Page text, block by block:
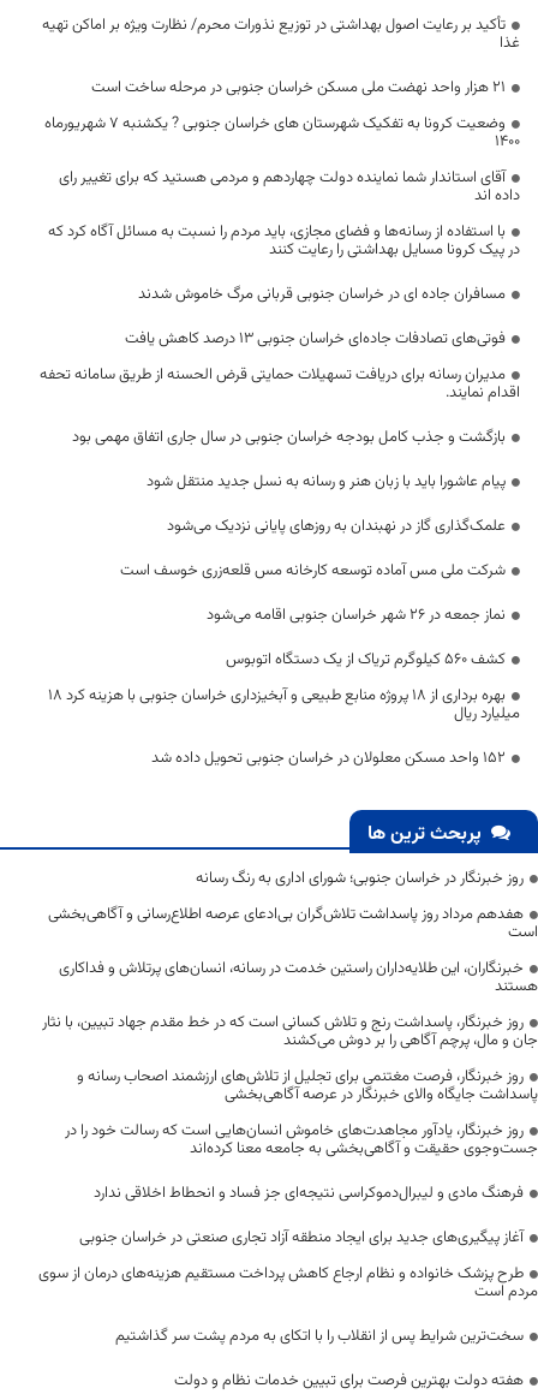
تأکید بر رعایت اصول بهداشتی در توزیع نذورات محرم/ نظارت ویژه بر اماکن تهیه
غذا
۲۱ هزار واحد نهضت ملی مسکن خراسان جنوبی در مرحله ساخت است
وضعیت کرونا به تفکیک شهرستان های خراسان جنوبی ? یکشنبه ۷ شهریورماه
۱۴۰۰
آقای استاندار شما نماینده دولت چهاردهم و مردمی هستید که برای تغییر رای
داده اند
با استفاده از رسانه‌ها و فضای مجازی، باید مردم را نسبت به مسائل آگاه کرد که
در پیک کرونا مسایل بهداشتی را رعایت کنند
مسافران جاده ای در خراسان جنوبی قربانی مرگ خاموش شدند
فوتی‌های تصادفات جاده‌ای خراسان جنوبی ۱۳ درصد کاهش یافت
مدیران رسانه برای دریافت تسهیلات حمایتی قرض الحسنه از طریق سامانه تحفه
اقدام نمایند.
بازگشت و جذب کامل بودجه خراسان جنوبی در سال جاری اتفاق مهمی بود
پیام عاشورا باید با زبان هنر و رسانه به نسل جدید منتقل شود
علمک‌گذاری گاز در نهبندان به روزهای پایانی نزدیک می‌شود
شرکت ملی مس آماده توسعه کارخانه مس قلعه‌زری خوسف است
نماز جمعه در ۲۶ شهر خراسان جنوبی اقامه می‌شود
کشف ۵۶۰ کیلوگرم تریاک از یک دستگاه اتوبوس
بهره برداری از 18 پروژه منابع طبیعی و آبخیزداری خراسان جنوبی با هزینه کرد 18
میلیارد ریال
۱۵۲ واحد مسکن معلولان در خراسان جنوبی تحویل داده شد
پربحث ترین ها
روز خبرنگار در خراسان جنوبی؛ شورای اداری به رنگ رسانه
هفدهم مرداد روز پاسداشت تلاش‌گران بی‌ادعای عرصه اطلاع‌رسانی و آگاهی‌بخشی
است
خبرنگاران، این طلایه‌داران راستین خدمت در رسانه، انسان‌های پرتلاش و فداکاری
هستند
روز خبرنگار، پاسداشت رنج و تلاش کسانی است که در خط مقدم جهاد تبیین، با نثار
جان و مال، پرچم آگاهی را بر دوش می‌کشند
روز خبرنگار، فرصت مغتنمی برای تجلیل از تلاش‌های ارزشمند اصحاب رسانه و
پاسداشت جایگاه والای خبرنگار در عرصه آگاهی‌بخشی
روز خبرنگار، یادآور مجاهدت‌های خاموش انسان‌هایی است که رسالت خود را در
جست‌وجوی حقیقت و آگاهی‌بخشی به جامعه معنا کرده‌اند
فرهنگ مادی و لیبرال‌دموکراسی نتیجه‌ای جز فساد و انحطاط اخلاقی ندارد
آغاز پیگیری‌های جدید برای ایجاد منطقه آزاد تجاری صنعتی در خراسان جنوبی
طرح پزشک خانواده و نظام ارجاع کاهش پرداخت مستقیم هزینه‌های درمان از سوی
مردم است
سخت‌ترین شرایط پس از انقلاب را با اتکای به مردم پشت سر گذاشتیم
هفته دولت بهترین فرصت برای تبیین خدمات نظام و دولت